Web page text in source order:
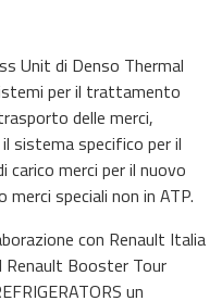
Unit di Denso Thermal
per il trattamento
delle merci,
sistema specifico per il
merci per il nuovo
speciali non in ATP.
con Renault Italia
Renault Booster Tour
un